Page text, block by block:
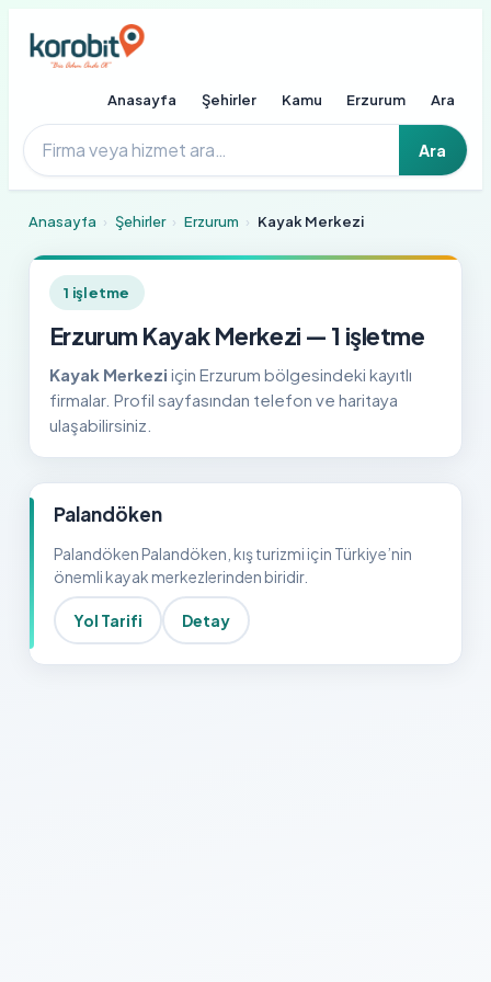
Anasayfa Şehirler Kamu Erzurum Ara
Ara
Anasayfa › Şehirler › Erzurum › Kayak Merkezi
1 işletme
Erzurum Kayak Merkezi — 1 işletme
Kayak Merkezi için Erzurum bölgesindeki kayıtlı
firmalar. Profil sayfasından telefon ve haritaya
ulaşabilirsiniz.
Palandöken
Palandöken Palandöken, kış turizmi için Türkiye’nin
önemli kayak merkezlerinden biridir.
Yol Tarifi Detay